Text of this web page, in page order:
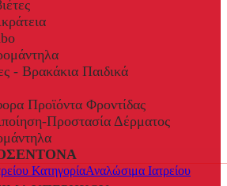
- Βρακάκια Παιδικά
Προϊόντα Φροντίδας
Προστασία Δέρματος
Αναλώσιμα Ιατρείου